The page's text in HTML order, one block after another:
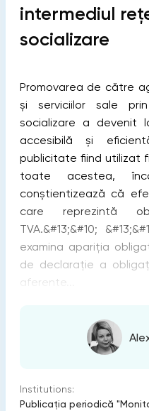
intermediul
socializare
Promovarea de către
și serviciilor sale
socializare a devenit
accesibilă și
publicitate fiind utilizat
toate acestea,
conștientizează că
care reprezintă
TVA.&#13;&#10;
examina apariția
de declarație a
aferente...
Institutions:
Publicaţia periodică